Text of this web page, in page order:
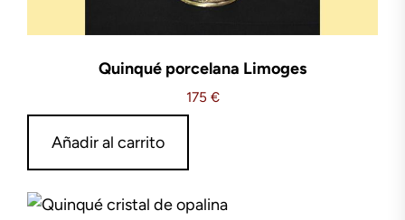
Quinqué porcelana Limoges
175 €
Añadir al carrito